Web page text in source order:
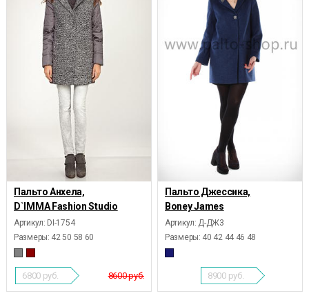
Пальто Анхела,
D`IMMA Fashion Studio
Артикул: DI-1754
Размеры: 42 50 58 60
8600 руб.
6800 руб.
Пальто Джессика,
Boney James
Артикул: Д-ДЖ3
Размеры: 40 42 44 46 48
8900 руб.